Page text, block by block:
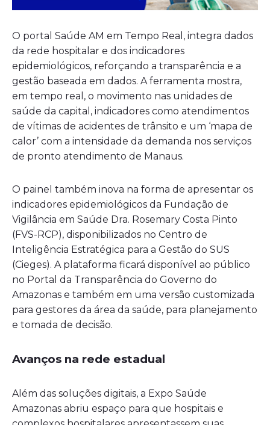
O portal Saúde AM em Tempo Real, integra dados
da rede hospitalar e dos indicadores
epidemiológicos, reforçando a transparência e a
gestão baseada em dados. A ferramenta mostra,
em tempo real, o movimento nas unidades de
saúde da capital, indicadores como atendimentos
de vítimas de acidentes de trânsito e um ‘mapa de
calor’ com a intensidade da demanda nos serviços
de pronto atendimento de Manaus.
O painel também inova na forma de apresentar os
indicadores epidemiológicos da Fundação de
Vigilância em Saúde Dra. Rosemary Costa Pinto
(FVS-RCP), disponibilizados no Centro de
Inteligência Estratégica para a Gestão do SUS
(Cieges). A plataforma ficará disponível ao público
no Portal da Transparência do Governo do
Amazonas e também em uma versão customizada
para gestores da área da saúde, para planejamento
e tomada de decisão.
Avanços na rede estadual
Além das soluções digitais, a Expo Saúde
Amazonas abriu espaço para que hospitais e